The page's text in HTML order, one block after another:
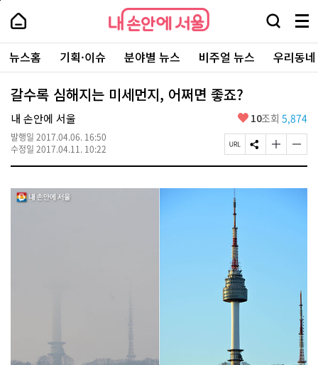
본
로
가
내
손
안
에
서
울
-
서
울
시
대
표
소
포
털
내
손
에
울
검
창
열
기
메
뉴
전
체
보
주
요
서
뉴스홈 기획·이슈 분야별 뉴스 비주얼 뉴스 우리동
갈수록 심해지는 미세먼지, 어쩌면 좋죠?
내 손안에 서울
발행일 2017.04.06. 16:50
수정일 2017.04.11. 10:22
좋
요
10조회 5,874
페
이
U
R
L
복
사
S
N
공
글
자
기
글
자
기
페
상
단
로